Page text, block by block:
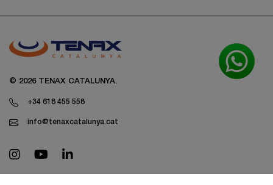
© 2026 TENAX CATALUNYA.
+34 618 455 558
info@tenaxcatalunya.cat